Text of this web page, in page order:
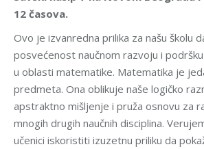
12 časova.
Ovo je izvanredna prilika za našu školu
posvećenost naučnom razvoju i
u oblasti matematike. Matematika je
predmeta. Ona oblikuje naše logičko
apstraktno mišljenje i pruža osnovu za
mnogih drugih naučnih disciplina.
učenici iskoristiti izuzetnu priliku da